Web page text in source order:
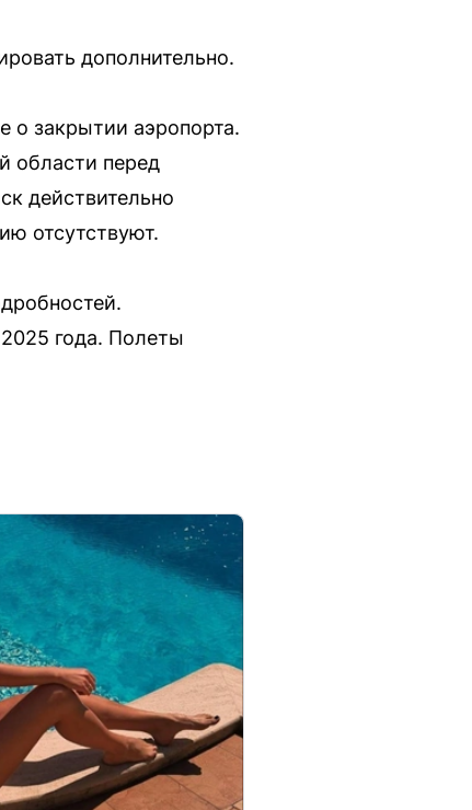
дополнительно.
о закрытии аэропорта.
области перед
действительно
отсутствуют.
года. Полеты